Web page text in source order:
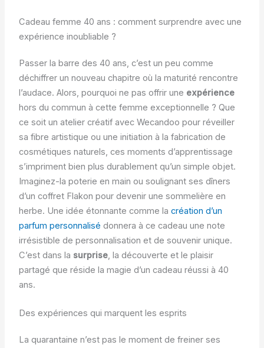
Cadeau femme 40 ans : comment surprendre avec une
expérience inoubliable ?
Passer la barre des 40 ans, c’est un peu comme
déchiffrer un nouveau chapitre où la maturité rencontre
l’audace. Alors, pourquoi ne pas offrir une expérience
hors du commun à cette femme exceptionnelle ? Que
ce soit un atelier créatif avec Wecandoo pour réveiller
sa fibre artistique ou une initiation à la fabrication de
cosmétiques naturels, ces moments d’apprentissage
s’impriment bien plus durablement qu’un simple objet.
Imaginez-la poterie en main ou soulignant ses dîners
d’un coffret Flakon pour devenir une sommelière en
herbe. Une idée étonnante comme la création d’un
parfum personnalisé donnera à ce cadeau une note
irrésistible de personnalisation et de souvenir unique.
C’est dans la surprise, la découverte et le plaisir
partagé que réside la magie d’un cadeau réussi à 40
ans.
Des expériences qui marquent les esprits
La quarantaine n’est pas le moment de freiner ses